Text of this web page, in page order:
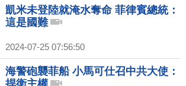
凱米未登陸就淹水奪命 菲律賓總統：
這是國難
2024-07-25 07:56:50
海警砲襲菲船 小馬可仕召中共大使：
捍衛主權